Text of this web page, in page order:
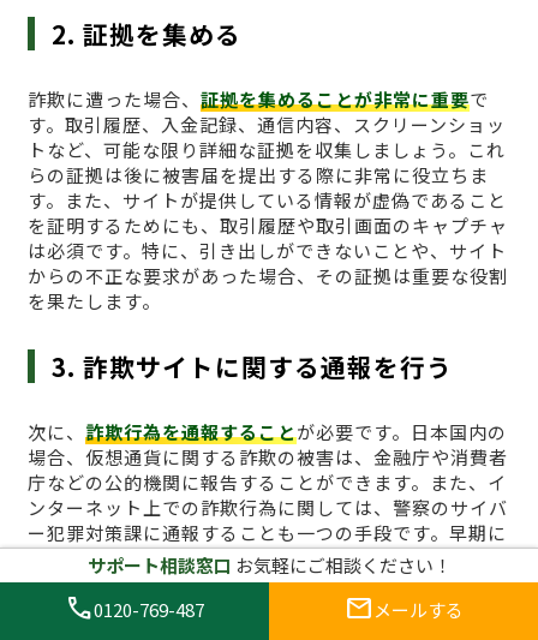
2. 証拠を集める
詐欺に遭った場合、 証拠を集めることが非常に重要で
す。取引履歴、入金記録、通信内容、スクリーンショッ
トなど、可能な限り詳細な証拠を収集しましょう。これ
らの証拠は後に被害届を提出する際に非常に役立ちま
す。また、サイトが提供している情報が虚偽であること
を証明するためにも、取引履歴や取引画面のキャプチャ
は必須です。特に、引き出しができないことや、サイト
からの不正な要求があった場合、その証拠は重要な役割
を果たします。
3. 詐欺サイトに関する通報を行う
次に、 詐欺行為を通報することが必要です。日本国内の
場合、仮想通貨に関する詐欺の被害は、金融庁や消費者
庁などの公的機関に報告することができます。また、イ
ンターネット上での詐欺行為に関しては、警察のサイバ
ー犯罪対策課に通報することも一つの手段です。早期に
通報を行うことで、他のユーザーへの被害拡大を防ぐこ
とにもつながります。国外の業者に関しても、詐欺行為
が確認できる場合は、国際的な詐欺対策機関に通報する
サポート相談窓口 お気軽にご相談ください！
call0120-769-487 mail メールする